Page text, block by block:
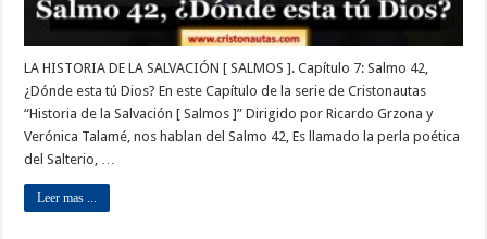
LA HISTORIA DE LA SALVACIÓN [ SALMOS ]. Capítulo 7: Salmo 42,
¿Dónde esta tú Dios? En este Capítulo de la serie de Cristonautas
“Historia de la Salvación [ Salmos ]” Dirigido por Ricardo Grzona y
Verónica Talamé, nos hablan del Salmo 42, Es llamado la perla poética
del Salterio, …
Leer mas ...